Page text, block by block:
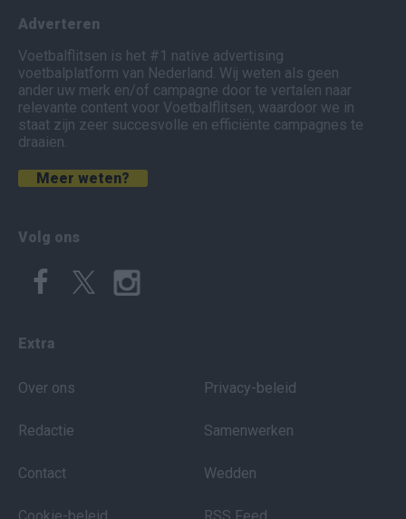
Adverteren
Voetbalflitsen is het #1 native advertising
voetbalplatform van Nederland. Wij weten als geen
ander uw merk en/of campagne door te vertalen naar
relevante content voor Voetbalflitsen, waardoor we in
staat zijn zeer succesvolle en efficiënte campagnes te
draaien.
Meer weten?
Volg ons
Extra
Over ons
Redactie
Contact
Privacy-beleid
Samenwerken
Wedden